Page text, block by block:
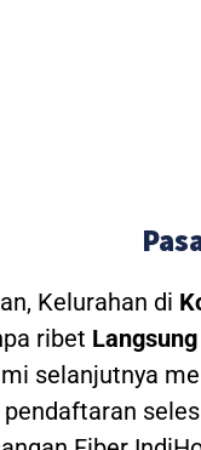
Kelurahan di
ribet
selanjutnya